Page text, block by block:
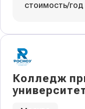
стоимость/год
Колледж